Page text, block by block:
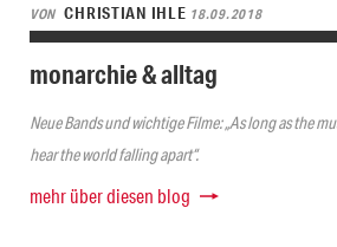
VON CHRISTIAN IHLE 18.09.2018
monarchie & alltag
Neue Bands und wichtige Filme: „As long as the
hear the world falling apart“.
mehr über diesen blog